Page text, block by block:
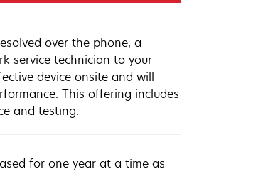
over the phone, a
service technician to your
device onsite and will
This offering includes
and testing.
for one year at a time as